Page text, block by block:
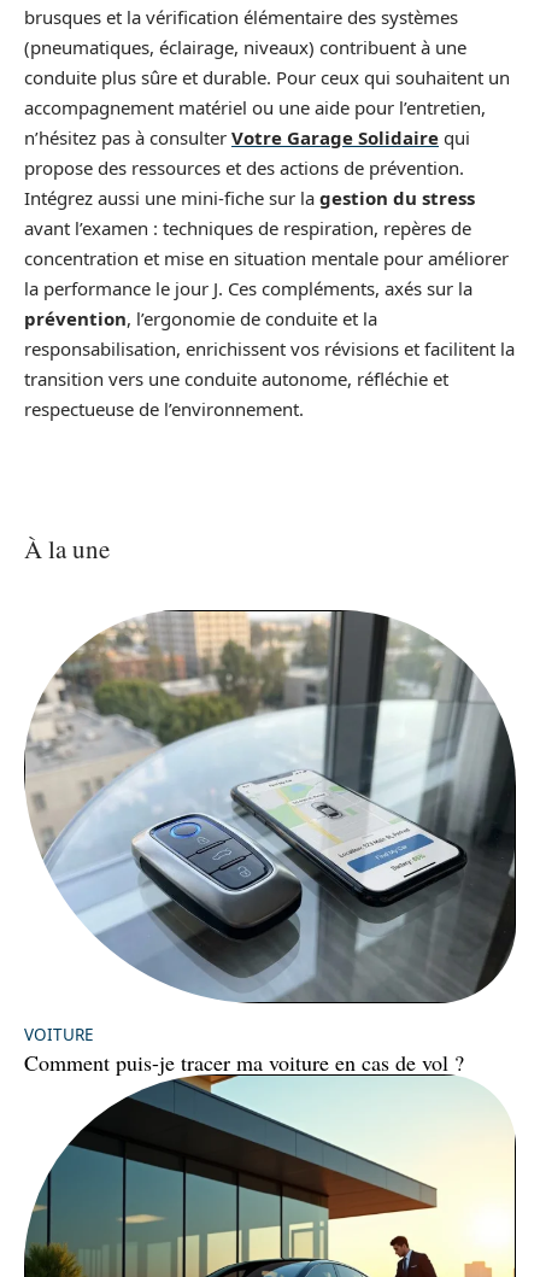
brusques et la vérification élémentaire des systèmes
(pneumatiques, éclairage, niveaux) contribuent à une
conduite plus sûre et durable. Pour ceux qui souhaitent un
accompagnement matériel ou une aide pour l’entretien,
n’hésitez pas à consulter Votre Garage Solidaire qui
propose des ressources et des actions de prévention.
Intégrez aussi une mini-fiche sur la gestion du stress
avant l’examen : techniques de respiration, repères de
concentration et mise en situation mentale pour améliorer
la performance le jour J. Ces compléments, axés sur la
prévention, l’ergonomie de conduite et la
responsabilisation, enrichissent vos révisions et facilitent la
transition vers une conduite autonome, réfléchie et
respectueuse de l’environnement.
À la une
VOITURE
Comment puis-je tracer ma voiture en cas de vol ?